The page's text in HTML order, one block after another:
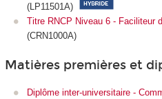
(LP11501A)
Titre RNCP Niveau 6 - Faciliteur
(CRN1000A)
Matières premières et
Diplôme inter-universitaire -